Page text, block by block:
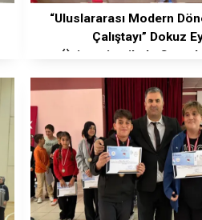
“Uluslararası Modern
Çalıştayı” Dokuz
Üniversitesi’nde